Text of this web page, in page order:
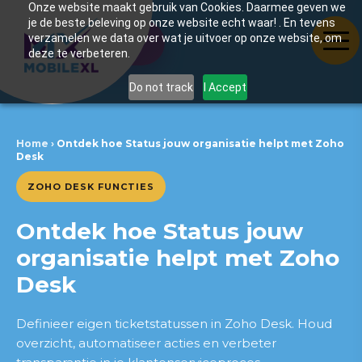
Onze website maakt gebruik van Cookies. Daarmee geven we
je de beste beleving op onze website echt waar! . En tevens
verzamelen we data over wat je uitvoer op onze website, om
deze te verbeteren.
Do not track I Accept
Home › Ontdek hoe Status jouw organisatie helpt met Zoho
Desk
ZOHO DESK FUNCTIES
Ontdek hoe Status jouw
organisatie helpt met Zoho
Desk
Definieer eigen ticketstatussen in Zoho Desk. Houd
overzicht, automatiseer acties en verbeter
Inhoudsopgave
Samenwerkingen waar wij
Wat is Status in Zoho Desk
Direct in gesprek met
Raymond Hewitt
Hoe Status werkt
Belangrijkste voordelen